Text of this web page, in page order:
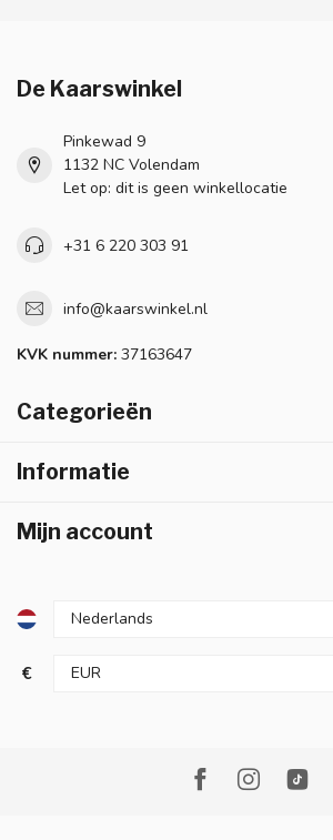
De Kaarswinkel
Pinkewad 9
1132 NC Volendam
Let op: dit is geen winkellocatie
+31 6 220 303 91
info@kaarswinkel.nl
KVK nummer: 37163647
Categorieën
Informatie
Mijn account
€